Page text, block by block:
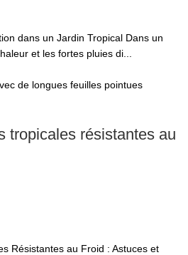
dans un Jardin Tropical Dans un
et les fortes pluies di...
tropicales résistantes au
Résistantes au Froid : Astuces et